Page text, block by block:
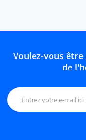
Voulez-vous
de